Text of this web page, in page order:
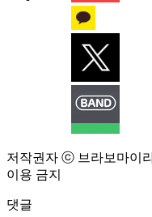
저작권자 ⓒ 브라보마이
이용 금지
댓글